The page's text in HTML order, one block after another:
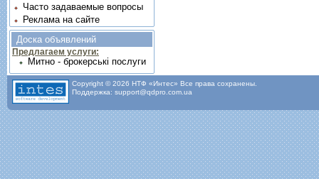
Часто задаваемые вопросы
Реклама на сайте
Доска объявлений
Предлагаем услуги:
Митно - брокерські послуги
Copyright © 2026 НТФ «Интес» Все права сохранены.
Поддержка: support@qdpro.com.ua